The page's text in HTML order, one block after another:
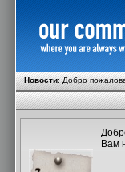
Новости:Добро
Вам